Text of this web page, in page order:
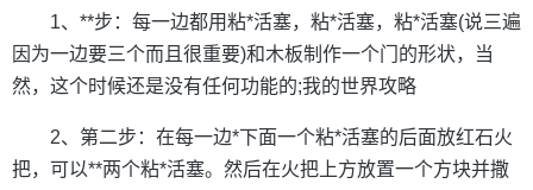
1、**步：每一边都用粘*活塞，粘*活塞，粘*活塞(说三遍
因为一边要三个而且很重要)和木板制作一个门的形状，当
然，这个时候还是没有任何功能的;我的世界攻略
2、第二步：在每一边*下面一个粘*活塞的后面放红石火
把，可以**两个粘*活塞。然后在火把上方放置一个方块并撒